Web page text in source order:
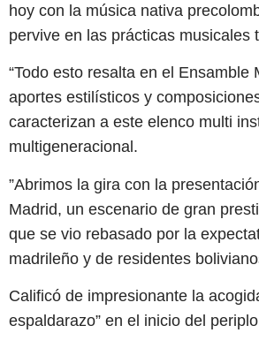
hoy con la música nativa
pervive en las prácticas musicales
“Todo esto resalta en el Ensamble
aportes estilísticos y
caracterizan a este elenco multi
multigeneracional.
”Abrimos la gira con la
Madrid, un escenario de gran
que se vio rebasado por la
madrileño y de residentes
Calificó de impresionante la
espaldarazo” en el inicio del